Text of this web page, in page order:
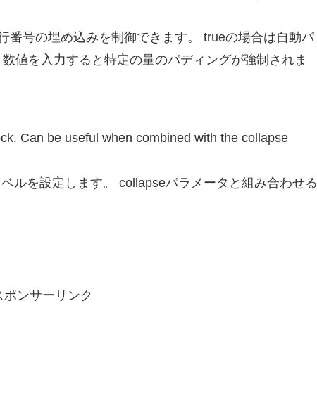
号の埋め込みを制御できます。 trueの場合は自動パ
値を入力すると特定の量のパディングが強制されま
Can be useful when combined with the collapse
ルを設定します。 collapseパラメータと組み合わせる
ポンサーリンク